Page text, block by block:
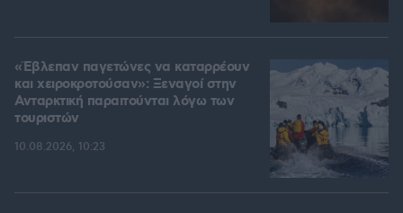
«Έβλεπαν παγετώνες να καταρρέουν
και χειροκροτούσαν»: Ξεναγοί στην
Ανταρκτική παραιτούνται λόγω των
τουριστών
10.08.2026, 10:23